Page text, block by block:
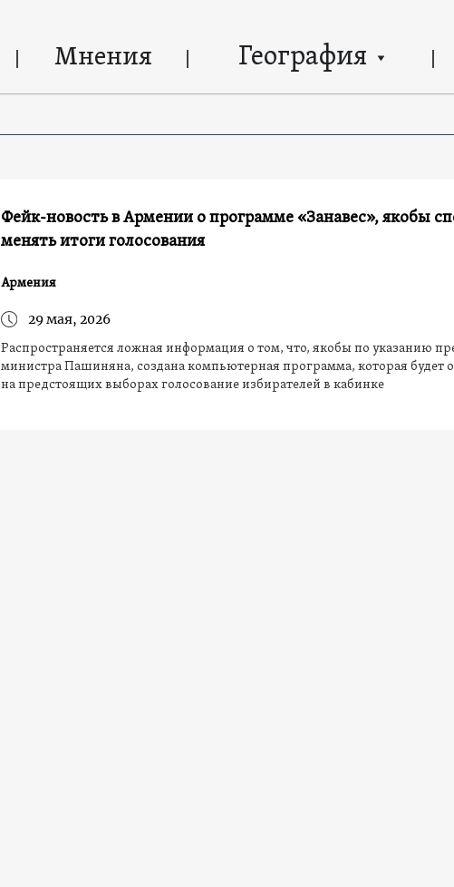
Мнения География
Фейк-новость в Армении о программе «Занавес», якобы
менять итоги голосования
Армения
29 мая, 2026
Распространяется ложная информация о том, что, якобы по указанию
министра Пашиняна, создана компьютерная программа, которая будет
на предстоящих выборах голосование избирателей в кабинке